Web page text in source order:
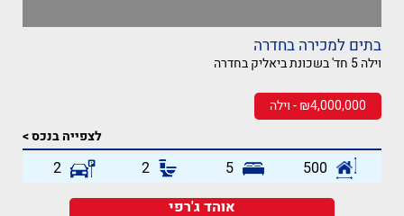
בתים למכירה בחדרה
וילה 5 חד' בשכונת ביאליק בחדרה
₪4,000,000 - וילה
לצפייה בנכס >
500
5
2
2
אוהד ג'רפי